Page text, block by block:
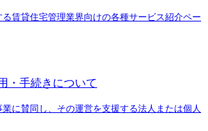
賃貸住宅管理業界向けの各種サービス紹介ペー
・手続きについて
に賛同し、その運営を支援する法人または個人